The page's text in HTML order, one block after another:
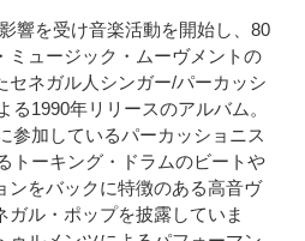
響を受け音楽活動を開始し、80
ミュージック・ムーヴメントの
セネガル人シンガー/パーカッシ
る1990年リリースのアルバム。
参加しているパーカッショニス
トーキング・ドラムのビートや
ンをバックに特徴のある高音ヴ
ガル・ポップを披露していま